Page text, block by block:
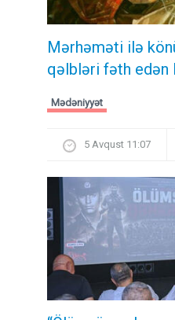
Mərhəməti ilə
qəlbləri fəth edən
Mədəniyyət
5 Avqust 11:07